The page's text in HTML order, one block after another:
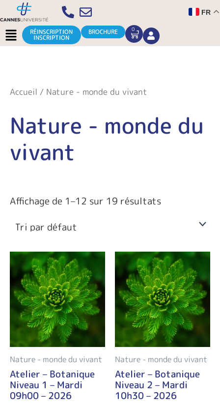
Aller
au
contenu
FR
Menu RÉINSCRIPTION
INSCRIPTION
BROCHURE 0
CART
Accueil / Nature - monde du vivant
Nature - monde du
vivant
Affichage de 1–12 sur 19 résultats
Nature - monde du vivant
Atelier – Botanique
Niveau 1 – Mardi
09h00 – 2026
Nature - monde du vivant
Atelier – Botanique
Niveau 2 – Mardi
10h30 – 2026